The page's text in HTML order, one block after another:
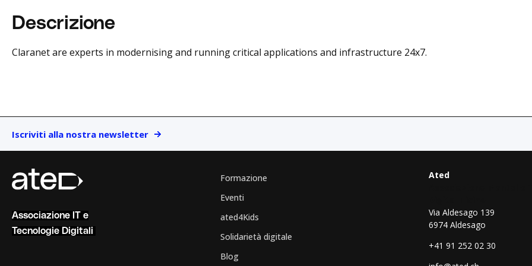
Descrizione
Claranet are experts in modernising and running critical applications and infrastructure 24x7.
Iscriviti alla nostra newsletter
Associazione IT e
Tecnologie Digitali
Formazione
Eventi
ated4Kids
Solidarietà digitale
Blog
Ated
Via Aldesago 139
6974 Aldesago
+41 91 252 02 30